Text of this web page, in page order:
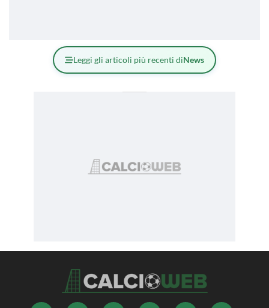
Leggi gli articoli più recenti diNews